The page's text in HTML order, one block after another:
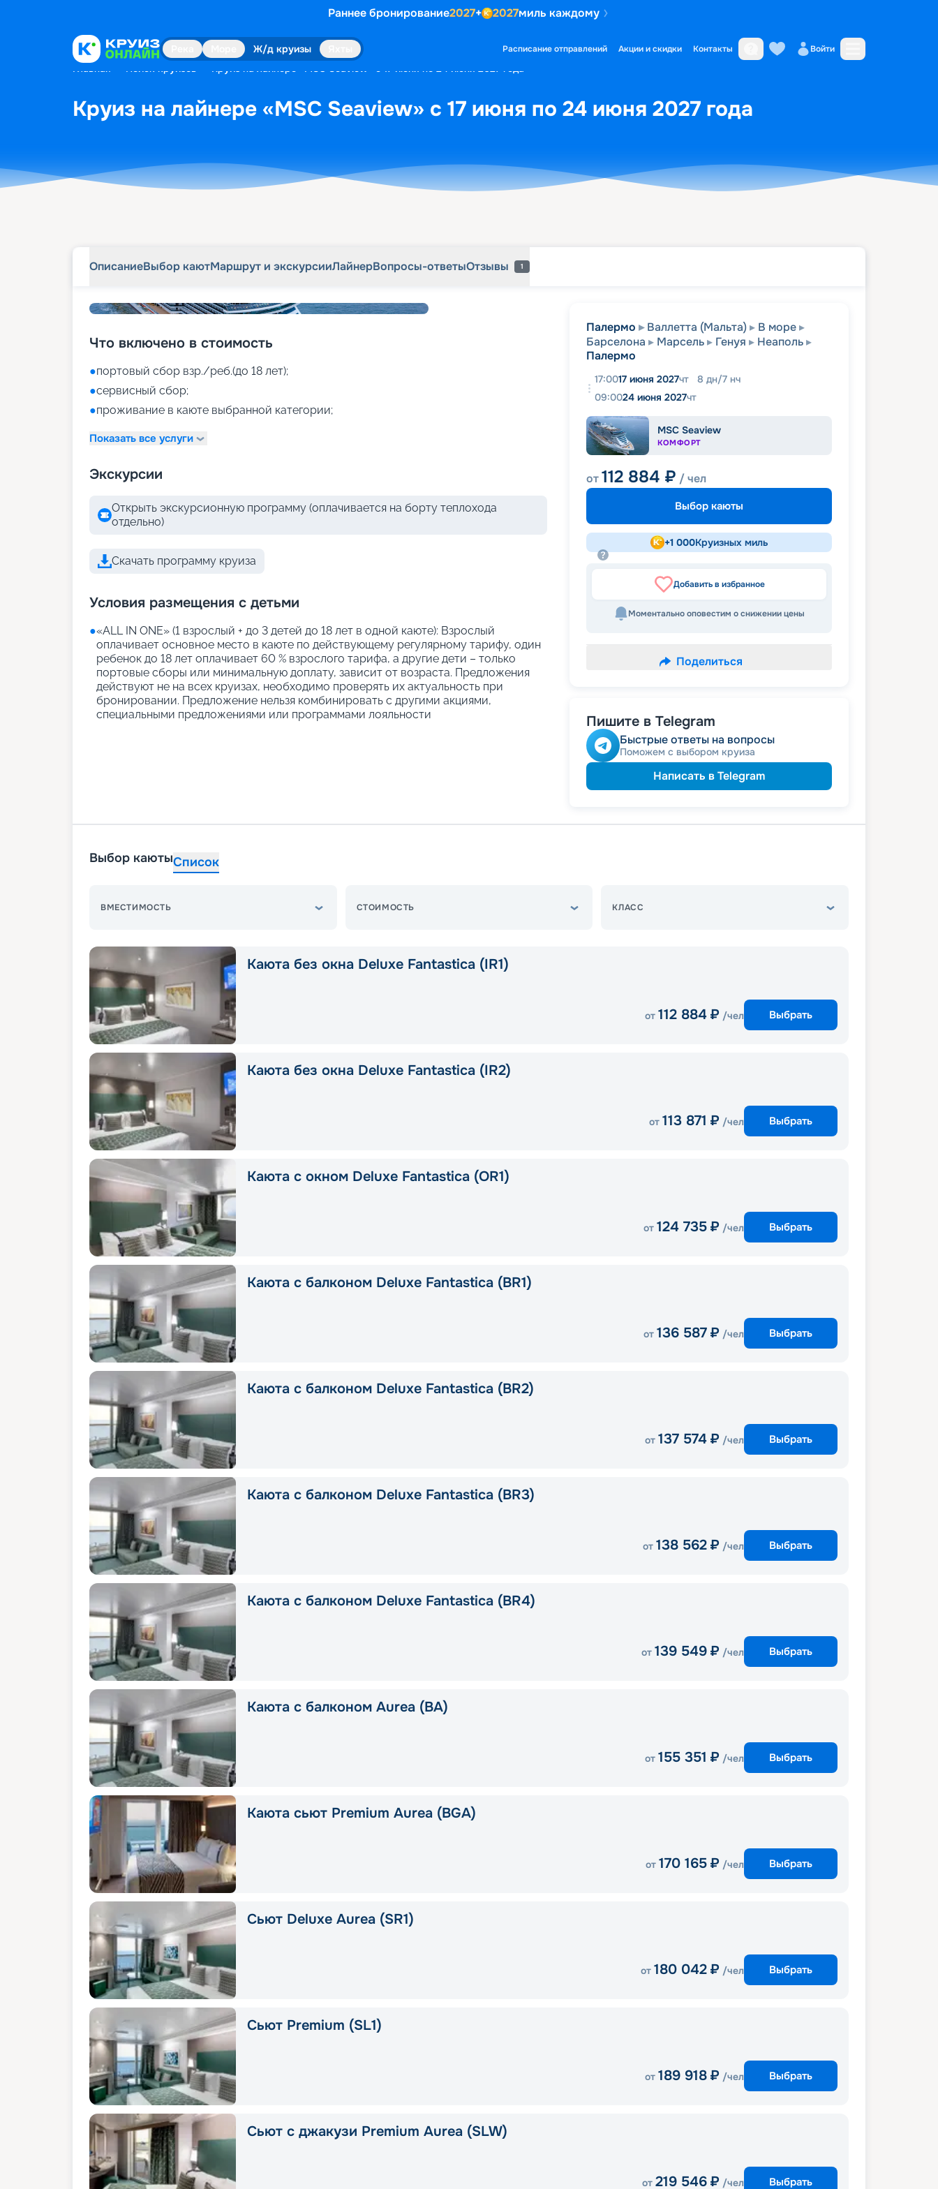
Раннее бронирование2027+ 2027миль каждому
Ж/д круизы Расписание отправлений Акции и скидки Контакты Войти
Главная Поиск круизов Круиз на лайнере «MSC Seaview» с 17 июня по 24 июня 2027 года
Круиз на лайнере «MSC Seaview» с 17 июня по 24 июня 2027 года
ОписаниеВыбор каютМаршрут и экскурсииЛайнерВопросы-ответыОтзывы 1
Что включено в стоимость
●портовый сбор взр./реб.(до 18 лет);
●сервисный сбор;
●проживание в каюте выбранной категории;
Показать все услуги
Экскурсии
Открыть экскурсионную программу (оплачивается на борту теплохода
отдельно)
Скачать программу круиза
Условия размещения с детьми
●«АLL IN ONE» (1 взрослый + до 3 детей до 18 лет в одной каюте): Взрослый
оплачивает основное место в каюте по действующему регулярному тарифу, один
ребенок до 18 лет оплачивает 60 % взрослого тарифа, а другие дети – только
портовые сборы или минимальную доплату, зависит от возраста. Предложения
действуют не на всех круизах, необходимо проверять их актуальность при
бронировании. Предложение нельзя комбинировать с другими акциями,
специальными предложениями или программами лояльности
Палермо Валлетта (Мальта)
В море
Барселона
Марсель Генуя
Неаполь
Палермо
17:0017 июня 2027чт 8 дн/7 нч
09:0024 июня 2027чт
MSC Seaview
КОМФОРТ
от112 884 ₽ / чел
Выбор каюты
+1 000Круизных миль
Добавить в избранное
Моментально оповестим о снижении цены
Поделиться
Пишите в Telegram
Быстрые ответы на вопросы
Поможем с выбором круиза
Написать в Telegram
Выбор каютыСписок
ВМЕСТИМОСТЬ СТОИМОСТЬ КЛАСС
Каюта без окна Deluxe Fantastica (IR1)
от 112 884 ₽ /чел Выбрать
Каюта без окна Deluxe Fantastica (IR2)
от 113 871 ₽ /чел Выбрать
Каюта с окном Deluxe Fantastica (OR1)
от 124 735 ₽ /чел Выбрать
Каюта с балконом Deluxe Fantastica (BR1)
от 136 587 ₽ /чел Выбрать
Каюта с балконом Deluxe Fantastica (BR2)
от 137 574 ₽ /чел Выбрать
Каюта с балконом Deluxe Fantastica (BR3)
от 138 562 ₽ /чел Выбрать
Каюта с балконом Deluxe Fantastica (BR4)
от 139 549 ₽ /чел Выбрать
Каюта с балконом Aurea (BA)
от 155 351 ₽ /чел Выбрать
Каюта сьют Premium Aurea (BGA)
от 170 165 ₽ /чел Выбрать
Сьют Deluxe Aurea (SR1)
от 180 042 ₽ /чел Выбрать
Сьют Premium (SL1)
от 189 918 ₽ /чел Выбрать
Сьют с джакузи Premium Aurea (SLW)
от 219 546 ₽ /чел Выбрать